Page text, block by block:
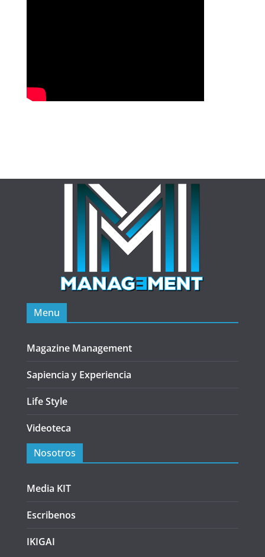
Menu
Magazine Management
Sapiencia y Experiencia
Life Style
Videoteca
Nosotros
Media KIT
Escribenos
IKIGAI